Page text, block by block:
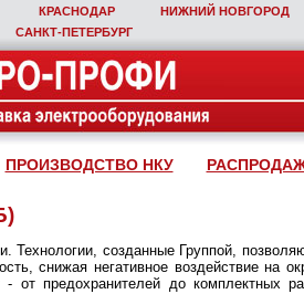
КРАСНОДАР НИЖНИЙ НОВГОРОД
САНКТ‑ПЕТЕРБУРГ
ПРОИЗВОДСТВО НКУ
Технологии, созданные Группой,
снижая негативное воздействие на
от предохранителей до комплектных